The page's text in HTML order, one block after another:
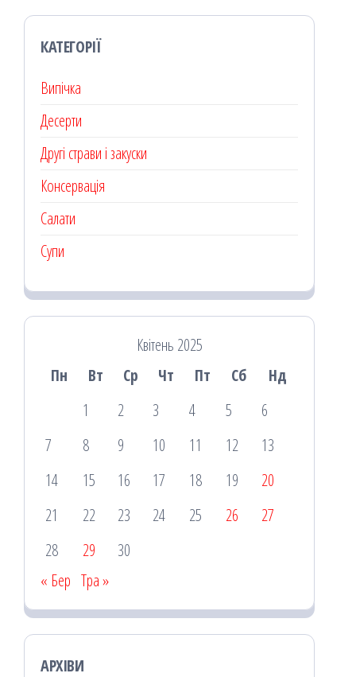
КАТЕГОРІЇ
Випічка
Десерти
Другі страви і закуски
Консервація
Салати
Супи
Квітень 2025
Пн
Вт Ср Чт Пт Сб
Нд
1
2 3 4 5
6
7
8 9 10 11 12
13
14
15 16 17 18 19
20
21
22 23 24 25 26
27
28
29
30
« Бер Тра »
АРХІВИ